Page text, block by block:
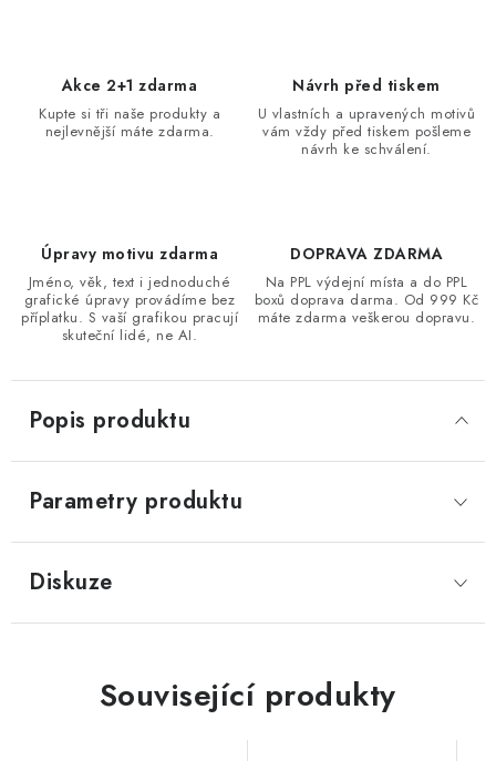
Akce 2+1 zdarma
Kupte si tři naše produkty a
nejlevnější máte zdarma.
Návrh před tiskem
U vlastních a upravených motivů
vám vždy před tiskem pošleme
návrh ke schválení.
Úpravy motivu zdarma
Jméno, věk, text i jednoduché
grafické úpravy provádíme bez
příplatku. S vaší grafikou pracují
skuteční lidé, ne AI.
DOPRAVA ZDARMA
Na PPL výdejní místa a do PPL
boxů doprava darma. Od 999 Kč
máte zdarma veškerou dopravu.
Popis produktu
Parametry produktu
Diskuze
Související produkty